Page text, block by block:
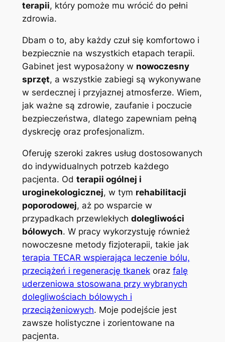
terapii, który pomoże mu wrócić do pełni
zdrowia.
Dbam o to, aby każdy czuł się komfortowo i
bezpiecznie na wszystkich etapach terapii.
Gabinet jest wyposażony w nowoczesny
sprzęt, a wszystkie zabiegi są wykonywane
w serdecznej i przyjaznej atmosferze. Wiem,
jak ważne są zdrowie, zaufanie i poczucie
bezpieczeństwa, dlatego zapewniam pełną
dyskrecję oraz profesjonalizm.
Oferuję szeroki zakres usług dostosowanych
do indywidualnych potrzeb każdego
pacjenta. Od terapii ogólnej i
uroginekologicznej, w tym rehabilitacji
poporodowej, aż po wsparcie w
przypadkach przewlekłych dolegliwości
bólowych. W pracy wykorzystuję również
nowoczesne metody fizjoterapii, takie jak
terapia TECAR wspierająca leczenie bólu,
przeciążeń i regenerację tkanekoraz falę
uderzeniowa stosowana przy wybranych
dolegliwościach bólowych i
przeciążeniowych. Moje podejście jest
zawsze holistyczne i zorientowane na
pacjenta.